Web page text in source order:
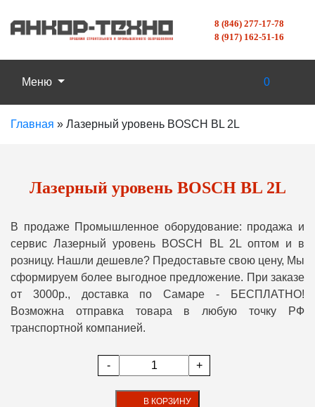
8 (846) 277-17-78
8 (917) 162-51-16
Меню 0
Главная » Лазерный уровень BOSCH BL 2L
Лазерный уровень BOSCH BL 2L
В продаже Промышленное оборудование: продажа и
сервис Лазерный уровень BOSCH BL 2L оптом и в
розницу. Нашли дешевле? Предоставьте свою цену, Мы
сформируем более выгодное предложение. При заказе
от 3000р., доставка по Самаре - БЕСПЛАТНО!
Возможна отправка товара в любую точку РФ
транспортной компанией.
- +
В КОРЗИНУ